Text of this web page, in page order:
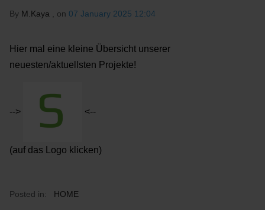
By M.Kaya , on 07 January 2025 12:04
Hier mal eine kleine Übersicht unserer
neuesten/aktuellsten Projekte!
--> <--
(auf das Logo klicken)
Posted in: HOME